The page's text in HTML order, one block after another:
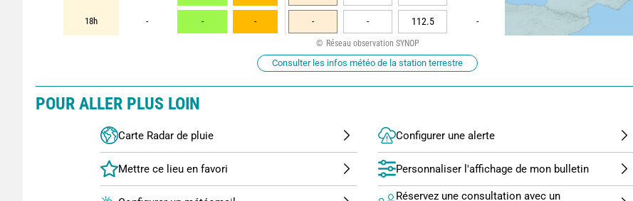
18h - - - - - 112.5 -
Réseau observation SYNOP
Consulter les infos météo de la station terrestre
POUR ALLER PLUS LOIN
Carte Radar de pluie Configurer une alerte
Personnaliser l'affichage de mon bulletin
Réservez une consultation avec un